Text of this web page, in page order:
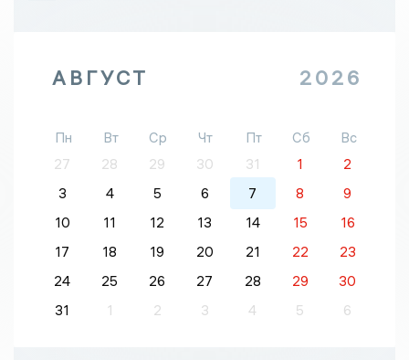
АВГУСТ 2026
Пн Вт Ср Чт Пт Сб
Вс
27
28 29 30 31 1
2
3
4 5 6 7 8
9
10
11 12 13 14 15
16
17
18 19 20 21 22
23
24
25 26 27 28 29
30
31
1 2 3 4 5 6